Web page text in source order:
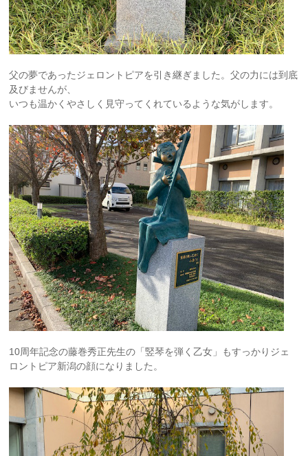
父の夢であったジェロントピアを引き継ぎました。父の力には到底
及びませんが、
いつも温かくやさしく見守ってくれているような気がします。
10周年記念の藤巻秀正先生の「竪琴を弾く乙女」もすっかりジェ
ロントピア新潟の顔になりました。